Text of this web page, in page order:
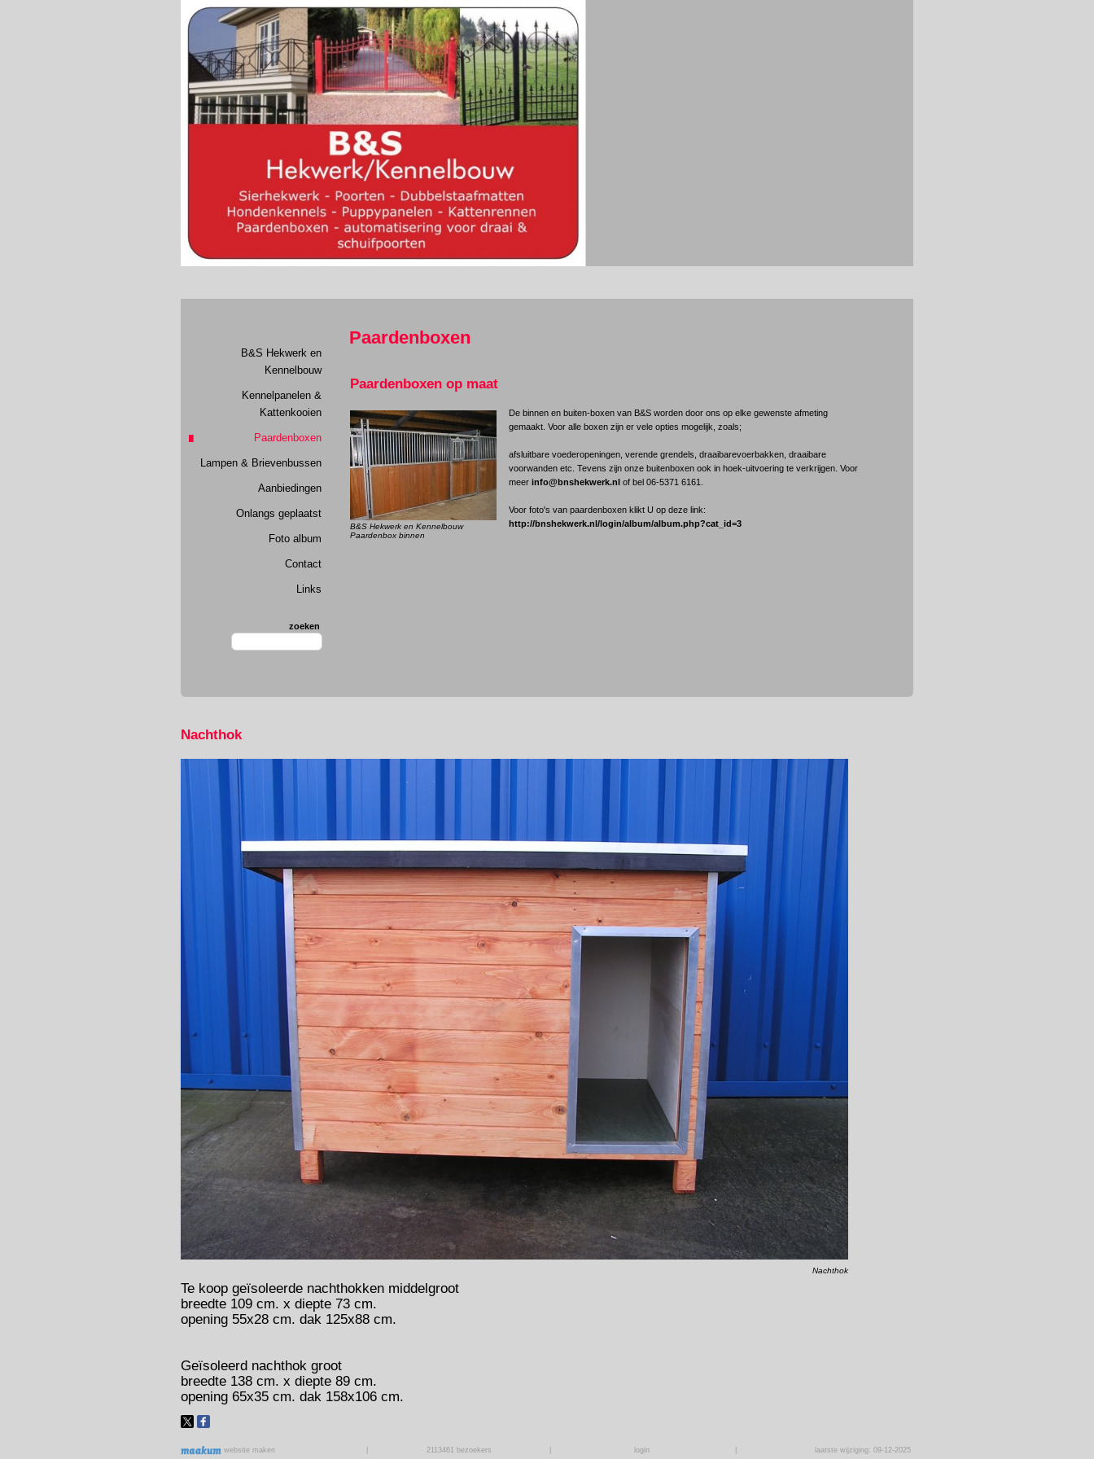
B&S Hekwerk en
Kennelbouw
Kennelpanelen &
Kattenkooien
Paardenboxen
Lampen & Brievenbussen
Aanbiedingen
Onlangs geplaatst
Foto album
Contact
Links
zoeken
Paardenboxen
Paardenboxen op maat
B&S Hekwerk en Kennelbouw
Paardenbox binnen
De binnen en buiten-boxen van B&S worden door ons op elke gewenste afmeting
gemaakt. Voor alle boxen zijn er vele opties mogelijk, zoals;
afsluitbare voederopeningen, verende grendels, draaibarevoerbakken, draaibare
voorwanden etc. Tevens zijn onze buitenboxen ook in hoek-uitvoering te verkrijgen. Voor
meerinfo@bnshekwerk.nl of bel 06-5371 6161.
Voor foto's van paardenboxen klikt U op deze link:
http://bnshekwerk.nl/login/album/album.php?cat_id=3
Nachthok
Nachthok
Te koop geïsoleerde nachthokken middelgroot
breedte 109 cm. x diepte 73 cm.
opening 55x28 cm. dak 125x88 cm.
Geïsoleerd nachthok groot
breedte 138 cm. x diepte 89 cm.
opening 65x35 cm. dak 158x106 cm.
website maken 2113461bezoekers login laatste wijziging: 09-12-2025